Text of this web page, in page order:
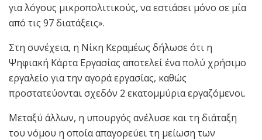
για λόγους μικροπολιτικούς, να εστιάσει μόνο σε μία
από τις 97 διατάξεις».
Στη συνέχεια, η Νίκη Κεραμέως δήλωσε ότι η
Ψηφιακή Κάρτα Εργασίας αποτελεί ένα πολύ χρήσιμο
εργαλείο για την αγορά εργασίας, καθώς
προστατεύονται σχεδόν 2 εκατομμύρια εργαζόμενοι.
Μεταξύ άλλων, η υπουργός ανέλυσε και τη διάταξη
του νόμου η οποία απαγορεύει τη μείωση των